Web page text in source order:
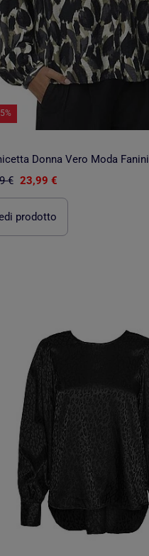
Donna Vero Moda Fanini
€ 23,99 €
prodotto